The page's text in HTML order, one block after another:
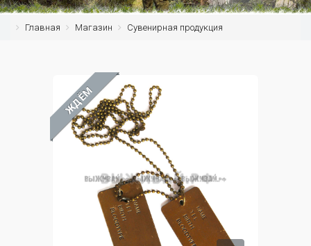
Главная Магазин Сувенирная продукция
ЖДЁМ